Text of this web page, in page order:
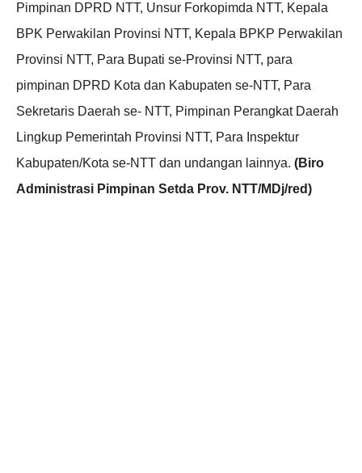
Pimpinan DPRD NTT, Unsur Forkopimda NTT, Kepala
BPK Perwakilan Provinsi NTT, Kepala BPKP Perwakilan
Provinsi NTT, Para Bupati se-Provinsi NTT, para
pimpinan DPRD Kota dan Kabupaten se-NTT, Para
Sekretaris Daerah se- NTT, Pimpinan Perangkat Daerah
Lingkup Pemerintah Provinsi NTT, Para Inspektur
Kabupaten/Kota se-NTT dan undangan lainnya. (Biro
Administrasi Pimpinan Setda Prov. NTT/MDj/red)